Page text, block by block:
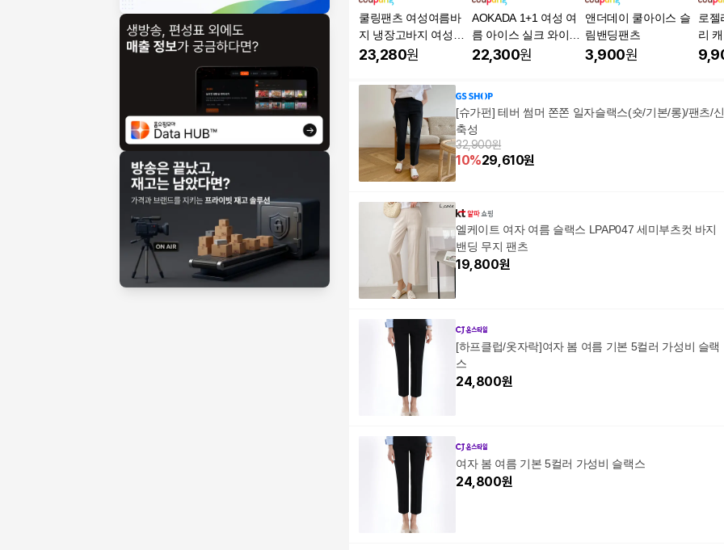
쿨링팬츠 여성여름바
지 냉장고바지 여성정
장바지 슬랙스바지 여
d
23,280원
AOKADA 1+1 여성 여
름 아이스 실크 와이드
팬츠 밴딩 슬랙스 루즈
22,300원
앤더데이 쿨아이스 슬
림밴딩팬츠
3,900원
로젤
리
바지
[슈가펀] 테버 썸머 쫀쫀 일자슬랙스(숏/기본/롱)/팬츠/신
축성
32,900원
10%29,610원
엘케이트 여자 여름 슬랙스 LPAP047 세미부츠컷 바지
밴딩 무지 팬츠
19,800원
[하프클럽/옷자락]여자 봄 여름 기본 5컬러 가성비 슬랙
스
24,800원
여자 봄 여름 기본 5컬러 가성비 슬랙스
24,800원